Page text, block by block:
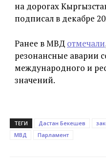
на дорогах
подписал в декабре
Ранее в МВД отмечали
резонансные аварии
международного и
значений.
ТЕГИ Дастан Бекешев
МВД
Парламент